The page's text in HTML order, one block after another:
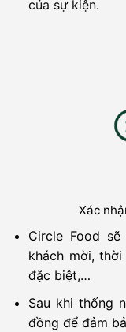
của sự kiện.
Xác
Circle Food
khách mời,
đặc biệt,…
Sau khi thống
đồng để đảm